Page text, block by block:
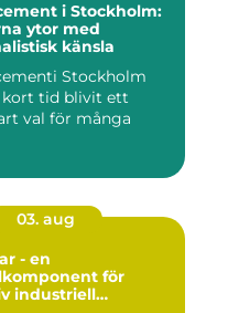
i Stockholm:
ytor med
känsla
Stockholm
kort tid blivit ett
val för många
03. aug
- en
för
industriell